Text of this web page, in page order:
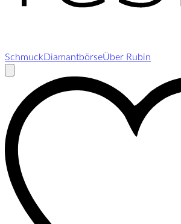
SchmuckDiamantbörseÜber Rubin